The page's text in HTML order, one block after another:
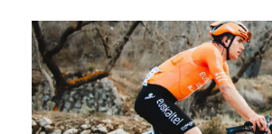
zure baimena Cookieen adierazpenean.
Webgune honek cookie propioak eta
fitxategiak erabiltzen ditu. Zure
zerbitzuak hobetzeko asmoz, cookie